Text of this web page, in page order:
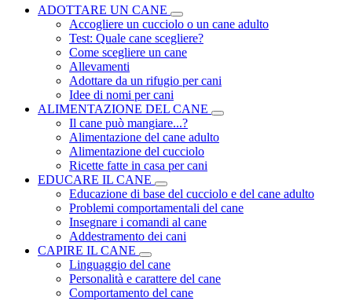
ADOTTARE UN CANE
Accogliere un cucciolo o un cane adulto
Test: Quale cane scegliere?
Come scegliere un cane
Allevamenti
Adottare da un rifugio per cani
Idee di nomi per cani
ALIMENTAZIONE DEL CANE
Il cane può mangiare...?
Alimentazione del cane adulto
Alimentazione del cucciolo
Ricette fatte in casa per cani
EDUCARE IL CANE
Educazione di base del cucciolo e del cane adulto
Problemi comportamentali del cane
Insegnare i comandi al cane
Addestramento dei cani
CAPIRE IL CANE
Linguaggio del cane
Personalità e carattere del cane
Comportamento del cane